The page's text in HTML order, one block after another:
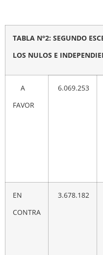
TABLA N°2: SEGUNDO
LOS NULOS E
A
FAVOR
6.069.253
EN
CONTRA
3.678.182